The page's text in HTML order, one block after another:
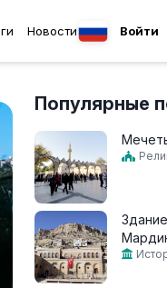
Новости Войти
Популярные
Здание Губернатора